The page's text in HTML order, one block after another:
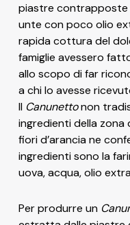
piastre contrapposte
unte con poco olio
rapida cottura del
famiglie avessero
allo scopo di far
a chi lo avesse
Il Canunettonon
ingredienti della zona
fiori d’arancia ne
ingredienti sono la
uova, acqua, olio
Per produrre un